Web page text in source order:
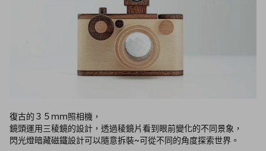
復古的３５ｍｍ照相機，
鏡頭運用三稜鏡的設計，透過稜鏡片看到眼前變化的不同景象，
閃光燈暗藏磁鐵設計可以隨意拆裝~可從不同的角度探索世界。